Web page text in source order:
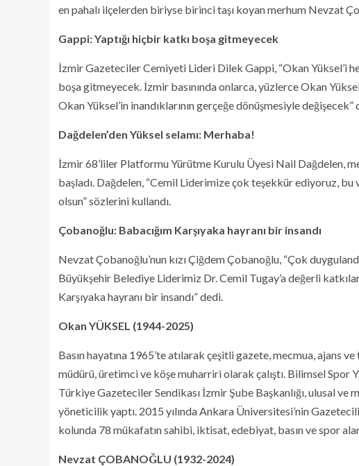
en pahalı ilçelerden biriyse birinci taşı koyan merhum Nevzat
Gappi: Yaptığı hiçbir katkı boşa gitmeyecek
İzmir Gazeteciler Cemiyeti Lideri Dilek Gappi, “Okan Yüksel’i
boşa gitmeyecek. İzmir basınında onlarca, yüzlerce Okan
Okan Yüksel’in inandıklarının gerçeğe dönüşmesiyle
Dağdelen’den Yüksel selamı: Merhaba!
İzmir 68’liler Platformu Yürütme Kurulu Üyesi Nail Dağdelen,
başladı. Dağdelen, “Cemil Liderimize çok teşekkür ediyoruz,
olsun” sözlerini kullandı.
Çobanoğlu: Babacığım Karşıyaka hayranı bir insandı
Nevzat Çobanoğlu’nun kızı Çiğdem Çobanoğlu, “Çok
Büyükşehir Belediye Liderimiz Dr. Cemil Tugay’a değerli
Karşıyaka hayranı bir insandı” dedi.
Okan YÜKSEL (1944-2025)
Basın hayatına 1965’te atılarak çeşitli gazete, mecmua, ajans
müdürü, üretimci ve köşe muharriri olarak çalıştı. Bilimsel Spor
Türkiye Gazeteciler Sendikası İzmir Şube Başkanlığı, ulusal ve
yöneticilik yaptı. 2015 yılında Ankara Üniversitesi’nin
kolunda 78 mükafatın sahibi, iktisat, edebiyat, basın ve spor
Nevzat ÇOBANOĞLU (1932-2024)